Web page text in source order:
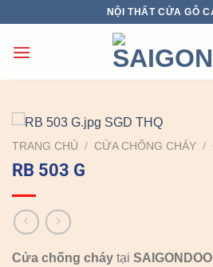
nội
NỘI THẤT CỬA GỖ
TRANG CHỦ / CỬA CHỐNG CHÁY /
RB 503 G
Cửa chống cháy tại